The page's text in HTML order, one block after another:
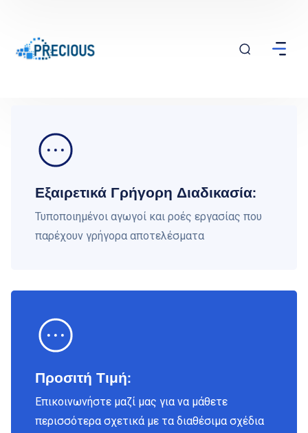
Εξαιρετικά Γρήγορη Διαδικασία:
Τυποποιημένοι αγωγοί και ροές εργασίας που
παρέχουν γρήγορα αποτελέσματα
Προσιτή Τιμή:
Επικοινωνήστε μαζί μας για να μάθετε
περισσότερα σχετικά με τα διαθέσιμα σχέδια